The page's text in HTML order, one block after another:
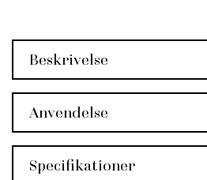
Beskrivelse
Anvendelse
Specifikationer